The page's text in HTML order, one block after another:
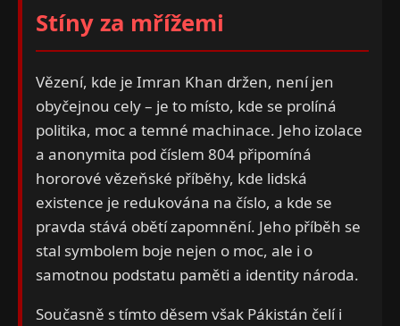
Stíny za mřížemi
Vězení, kde je Imran Khan držen, není jen
obyčejnou cely – je to místo, kde se prolíná
politika, moc a temné machinace. Jeho izolace
a anonymita pod číslem 804 připomíná
hororové vězeňské příběhy, kde lidská
existence je redukována na číslo, a kde se
pravda stává obětí zapomnění. Jeho příběh se
stal symbolem boje nejen o moc, ale i o
samotnou podstatu paměti a identity národa.
Současně s tímto děsem však Pákistán čelí i